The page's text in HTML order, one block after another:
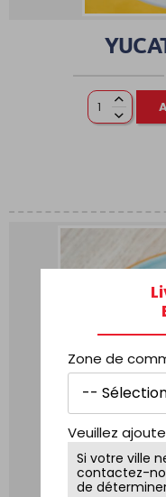
Zone de
Veuillez
Si votre ville
contactez-
de